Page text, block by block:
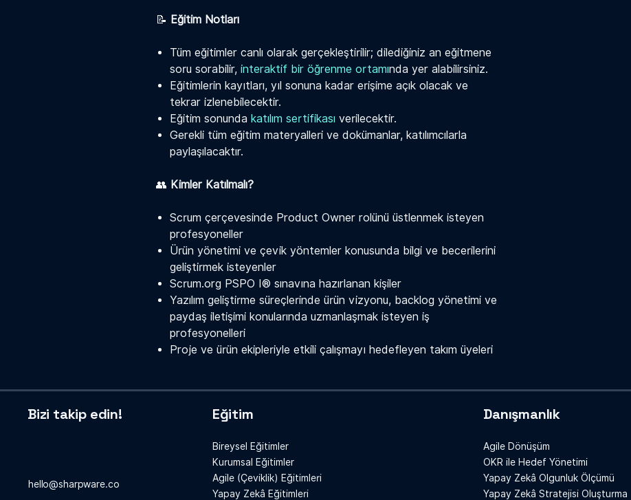
📝 Eğitim Notları
Tüm eğitimler canlı olarak gerçekleştirilir; dilediğiniz an eğitmene
soru sorabilir, interaktif bir öğrenme ortamında yer alabilirsiniz.
Eğitimlerin kayıtları, yıl sonuna kadar erişime açık olacak ve
tekrar izlenebilecektir.
Eğitim sonunda katılım sertifikası verilecektir.
Gerekli tüm eğitim materyalleri ve dokümanlar, katılımcılarla
paylaşılacaktır.
👥 Kimler Katılmalı?
Scrum çerçevesinde Product Owner rolünü üstlenmek isteyen
profesyoneller
Ürün yönetimi ve çevik yöntemler konusunda bilgi ve becerilerini
geliştirmek isteyenler
Scrum.org PSPO I® sınavına hazırlanan kişiler
Yazılım geliştirme süreçlerinde ürün vizyonu, backlog yönetimi ve
paydaş iletişimi konularında uzmanlaşmak isteyen iş
profesyonelleri
Proje ve ürün ekipleriyle etkili çalışmayı hedefleyen takım üyeleri
Bizi takip edin!
hello@sharpware.co
Eğitim
Bireysel Eğitimler
Kurumsal Eğitimler
Agile (Çeviklik) Eğitimleri
Yapay Zekâ Eğitimleri
Danışmanlık
Agile Dönüşüm
OKR ile Hedef Yönetimi
Yapay Zekâ Olgunluk Ölçümü
Yapay Zekâ Stratejisi Oluşturma